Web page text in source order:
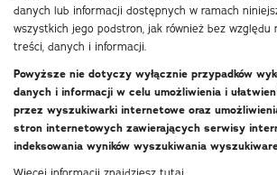
danych lub informacji dostępnych w ramach
wszystkich jego podstron, jak również bez
treści, danych i informacji.
Powyższe nie dotyczy wyłącznie przypadków
danych i informacji w celu umożliwienia i
przez wyszukiwarki internetowe oraz
stron internetowych zawierających serwisy
indeksowania wyników wyszukiwania